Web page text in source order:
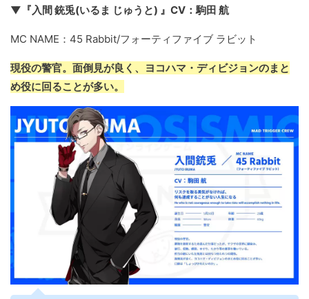
▼『入間 銃兎(いるま じゅうと) 』CV：駒田 航
MC NAME：45 Rabbit/フォーティファイブ ラビット
現役の警官。面倒見が良く、ヨコハマ・ディビジョンのまと
め役に回ることが多い。